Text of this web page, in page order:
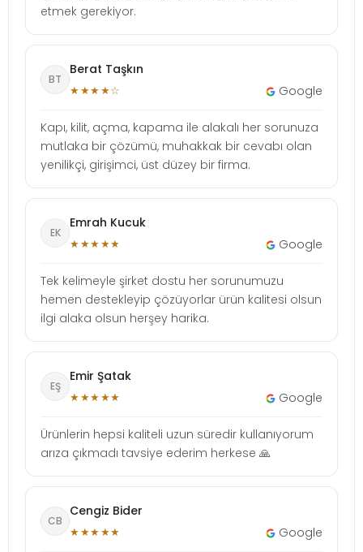
etmek gerekiyor.
BT
Berat Taşkın
★★★★☆ Google
Kapı, kilit, açma, kapama ile alakalı her sorunuza
mutlaka bir çözümü, muhakkak bir cevabı olan
yenilikçi, girişimci, üst düzey bir firma.
EK
Emrah Kucuk
★★★★★ Google
Tek kelimeyle şirket dostu her sorunumuzu
hemen destekleyip çözüyorlar ürün kalitesi olsun
ilgi alaka olsun herşey harika.
EŞ
Emir Şatak
★★★★★ Google
Ürünlerin hepsi kaliteli uzun süredir kullanıyorum
arıza çıkmadı tavsiye ederim herkese 🙏
CB
Cengiz Bider
★★★★★ Google